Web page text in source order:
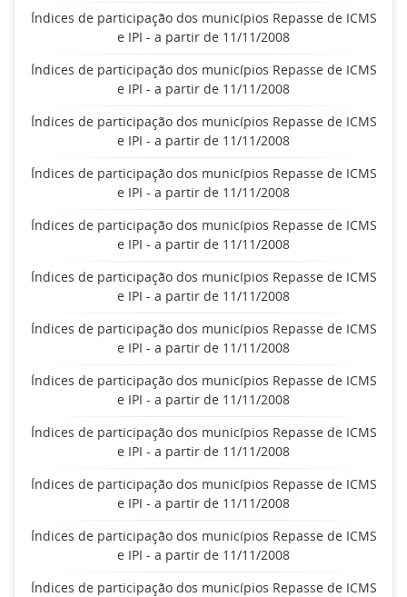
Índices de participação dos municípios Repasse de ICMS
e IPI - a partir de 11/11/2008
Índices de participação dos municípios Repasse de ICMS
e IPI - a partir de 11/11/2008
Índices de participação dos municípios Repasse de ICMS
e IPI - a partir de 11/11/2008
Índices de participação dos municípios Repasse de ICMS
e IPI - a partir de 11/11/2008
Índices de participação dos municípios Repasse de ICMS
e IPI - a partir de 11/11/2008
Índices de participação dos municípios Repasse de ICMS
e IPI - a partir de 11/11/2008
Índices de participação dos municípios Repasse de ICMS
e IPI - a partir de 11/11/2008
Índices de participação dos municípios Repasse de ICMS
e IPI - a partir de 11/11/2008
Índices de participação dos municípios Repasse de ICMS
e IPI - a partir de 11/11/2008
Índices de participação dos municípios Repasse de ICMS
e IPI - a partir de 11/11/2008
Índices de participação dos municípios Repasse de ICMS
e IPI - a partir de 11/11/2008
Índices de participação dos municípios Repasse de ICMS